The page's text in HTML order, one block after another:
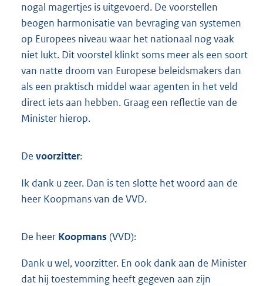
nogal magertjes is uitgevoerd. De voorstellen
beogen harmonisatie van bevraging van systemen
op Europees niveau waar het nationaal nog vaak
niet lukt. Dit voorstel klinkt soms meer als een soort
van natte droom van Europese beleidsmakers dan
als een praktisch middel waar agenten in het veld
direct iets aan hebben. Graag een reflectie van de
Minister hierop.
De voorzitter:
Ik dank u zeer. Dan is ten slotte het woord aan de
heer Koopmans van de VVD.
De heer Koopmans (VVD):
Dank u wel, voorzitter. En ook dank aan de Minister
dat hij toestemming heeft gegeven aan zijn